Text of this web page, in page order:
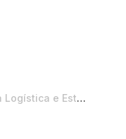
PI em Teresina